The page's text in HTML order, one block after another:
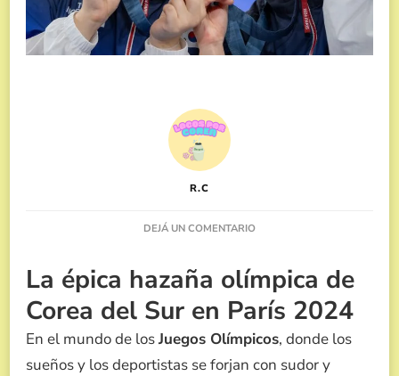
R.C
DEJÁ UN COMENTARIOEN
2024,
LA
A
LA
La épica hazaña olímpica de
Corea del Sur en París 2024
En el mundo de losJuegos Olímpicos, donde los
sueños y los deportistas se forjan con sudor y